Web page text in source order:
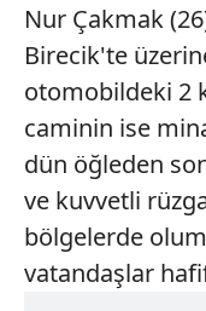
Nur Çakmak
Birecik'te
otomobildeki 2
caminin ise
dün öğleden
ve kuvvetli
bölgelerde
vatandaşlar